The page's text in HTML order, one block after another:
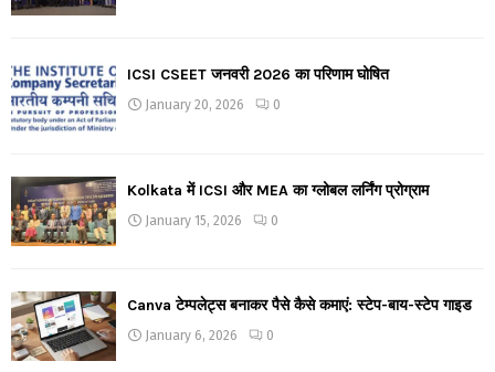
ICSI CSEET जनवरी 2026 का परिणाम घोषित
January 20, 2026 0
Kolkata में ICSI और MEA का ग्लोबल लर्निंग प्रोग्राम
January 15, 2026 0
Canva टेम्पलेट्स बनाकर पैसे कैसे कमाएं: स्टेप-बाय-स्टेप गाइड
January 6, 2026 0